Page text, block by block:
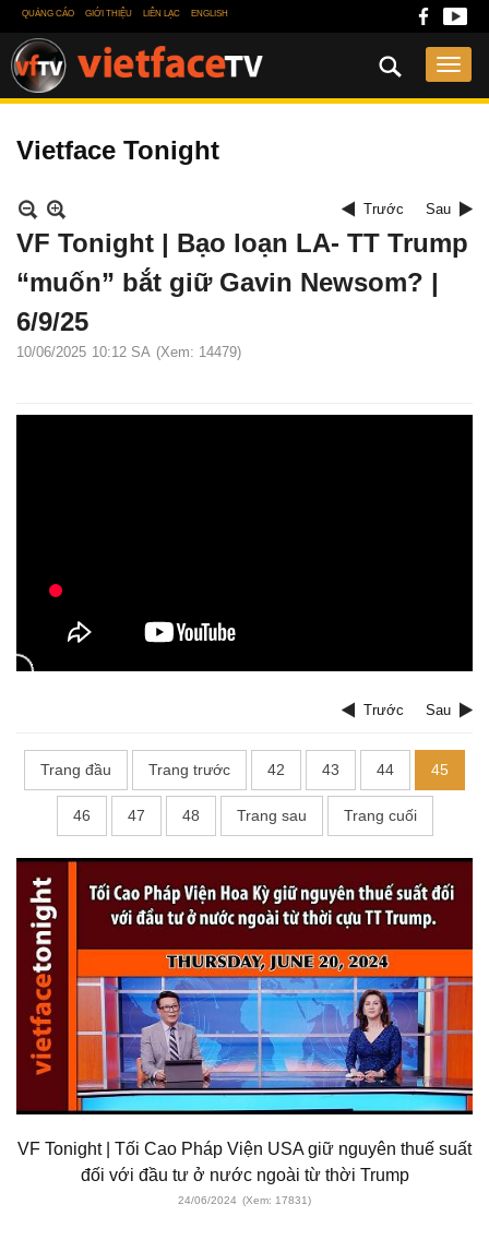
QUẢNG CÁO GIỚI THIỆU LIÊN LẠC ENGLISH
Vietface Tonight
Trước Sau
VF Tonight | Bạo loạn LA- TT Trump
“muốn” bắt giữ Gavin Newsom? |
6/9/25
10/06/2025 10:12 SA (Xem: 14479)
Trước Sau
Trang đầu Trang trước 42 43 44 45
46 47 48 Trang sau Trang cuối
VF Tonight | Tối Cao Pháp Viện USA giữ nguyên thuế suất
đối với đầu tư ở nước ngoài từ thời Trump
24/06/2024 (Xem: 17831)